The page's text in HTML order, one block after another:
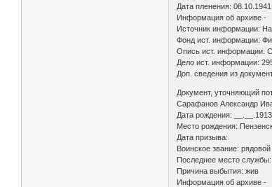
Дата пленения: 08.10.1941
Информация об архиве -
Источник информации:
Фонд ист. информации:
Опись ист. информации:
Дело ист. информации:
Доп. сведения из
Документ, уточняющий
Сарафанов Александр
Дата рождения: __.__.1913
Место рождения:
Дата призыва:
Воинское звание: рядовой
Последнее место
Причина выбытия: жив
Информация об архиве -